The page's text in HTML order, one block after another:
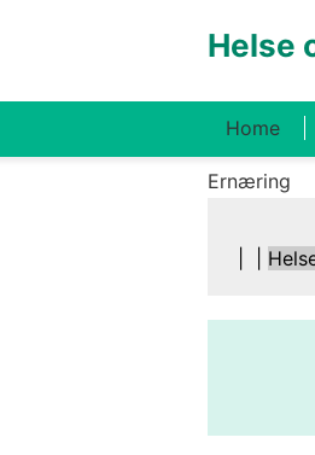
Helse
Home
Ernæring